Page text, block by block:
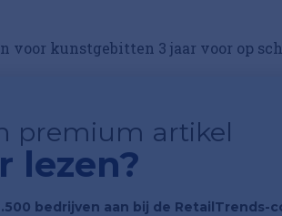
voor kunstgebitten 3 jaar voor op
premium artikel
lezen?
bedrijven aan bij de RetailTrends-